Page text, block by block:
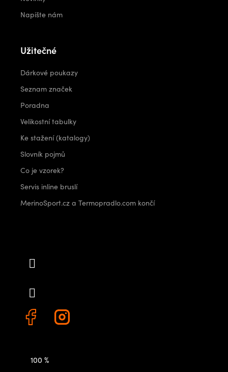
Napište nám
Užitečné
Dárkové poukazy
Seznam značek
Poradna
Velikostní tabulky
Ke stažení (katalogy)
Slovník pojmů
Co je vzorek?
Servis inline bruslí
MerinoSport.cz a Termopradlo.com končí
100 %